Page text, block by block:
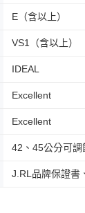
E（含以上）
VS1（含以上）
IDEAL
Excellent
Excellent
42、45公分可調
J.RL品牌保證書